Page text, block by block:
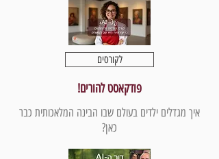
לקורסים
פודקאסט להורים!
איך מגדלים ילדים בעולם שבו הבינה המלאכותית כבר
כאן?